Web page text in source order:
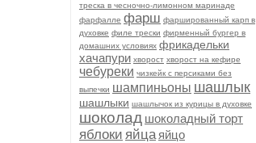
треска в чесночно-лимонном маринаде
фарфалле фарш фаршированный карп в
духовке филе трески фирменный бургер в
домашних условиях фрикадельки
хачапури хворост хворост на кефире
чебуреки чизкейк с персиками без
выпечки шампиньоны шашлык
шашлыки шашлычок из курицы в духовке
шоколад шоколадный торт
яблоки яйца яйцо